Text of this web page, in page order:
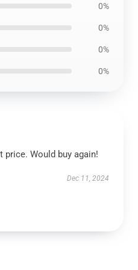
0%
0%
0%
0%
price. Would buy again!
Dec 11, 2024